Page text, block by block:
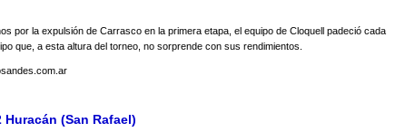
por la expulsión de Carrasco en la primera etapa, el equipo de Cloquell padeció cada
que, a esta altura del torneo, no sorprende con sus rendimientos.
Huracán (San Rafael)